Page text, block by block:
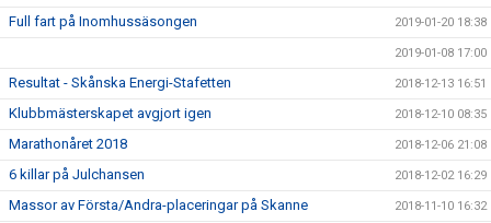
Full fart på Inomhussäsongen 2019-01-20 18:38
2019-01-08 17:00
Resultat - Skånska Energi-Stafetten 2018-12-13 16:51
Klubbmästerskapet avgjort igen 2018-12-10 08:35
Marathonåret 2018 2018-12-06 21:08
6 killar på Julchansen 2018-12-02 16:29
Massor av Första/Andra-placeringar på Skanne 2018-11-10 16:32